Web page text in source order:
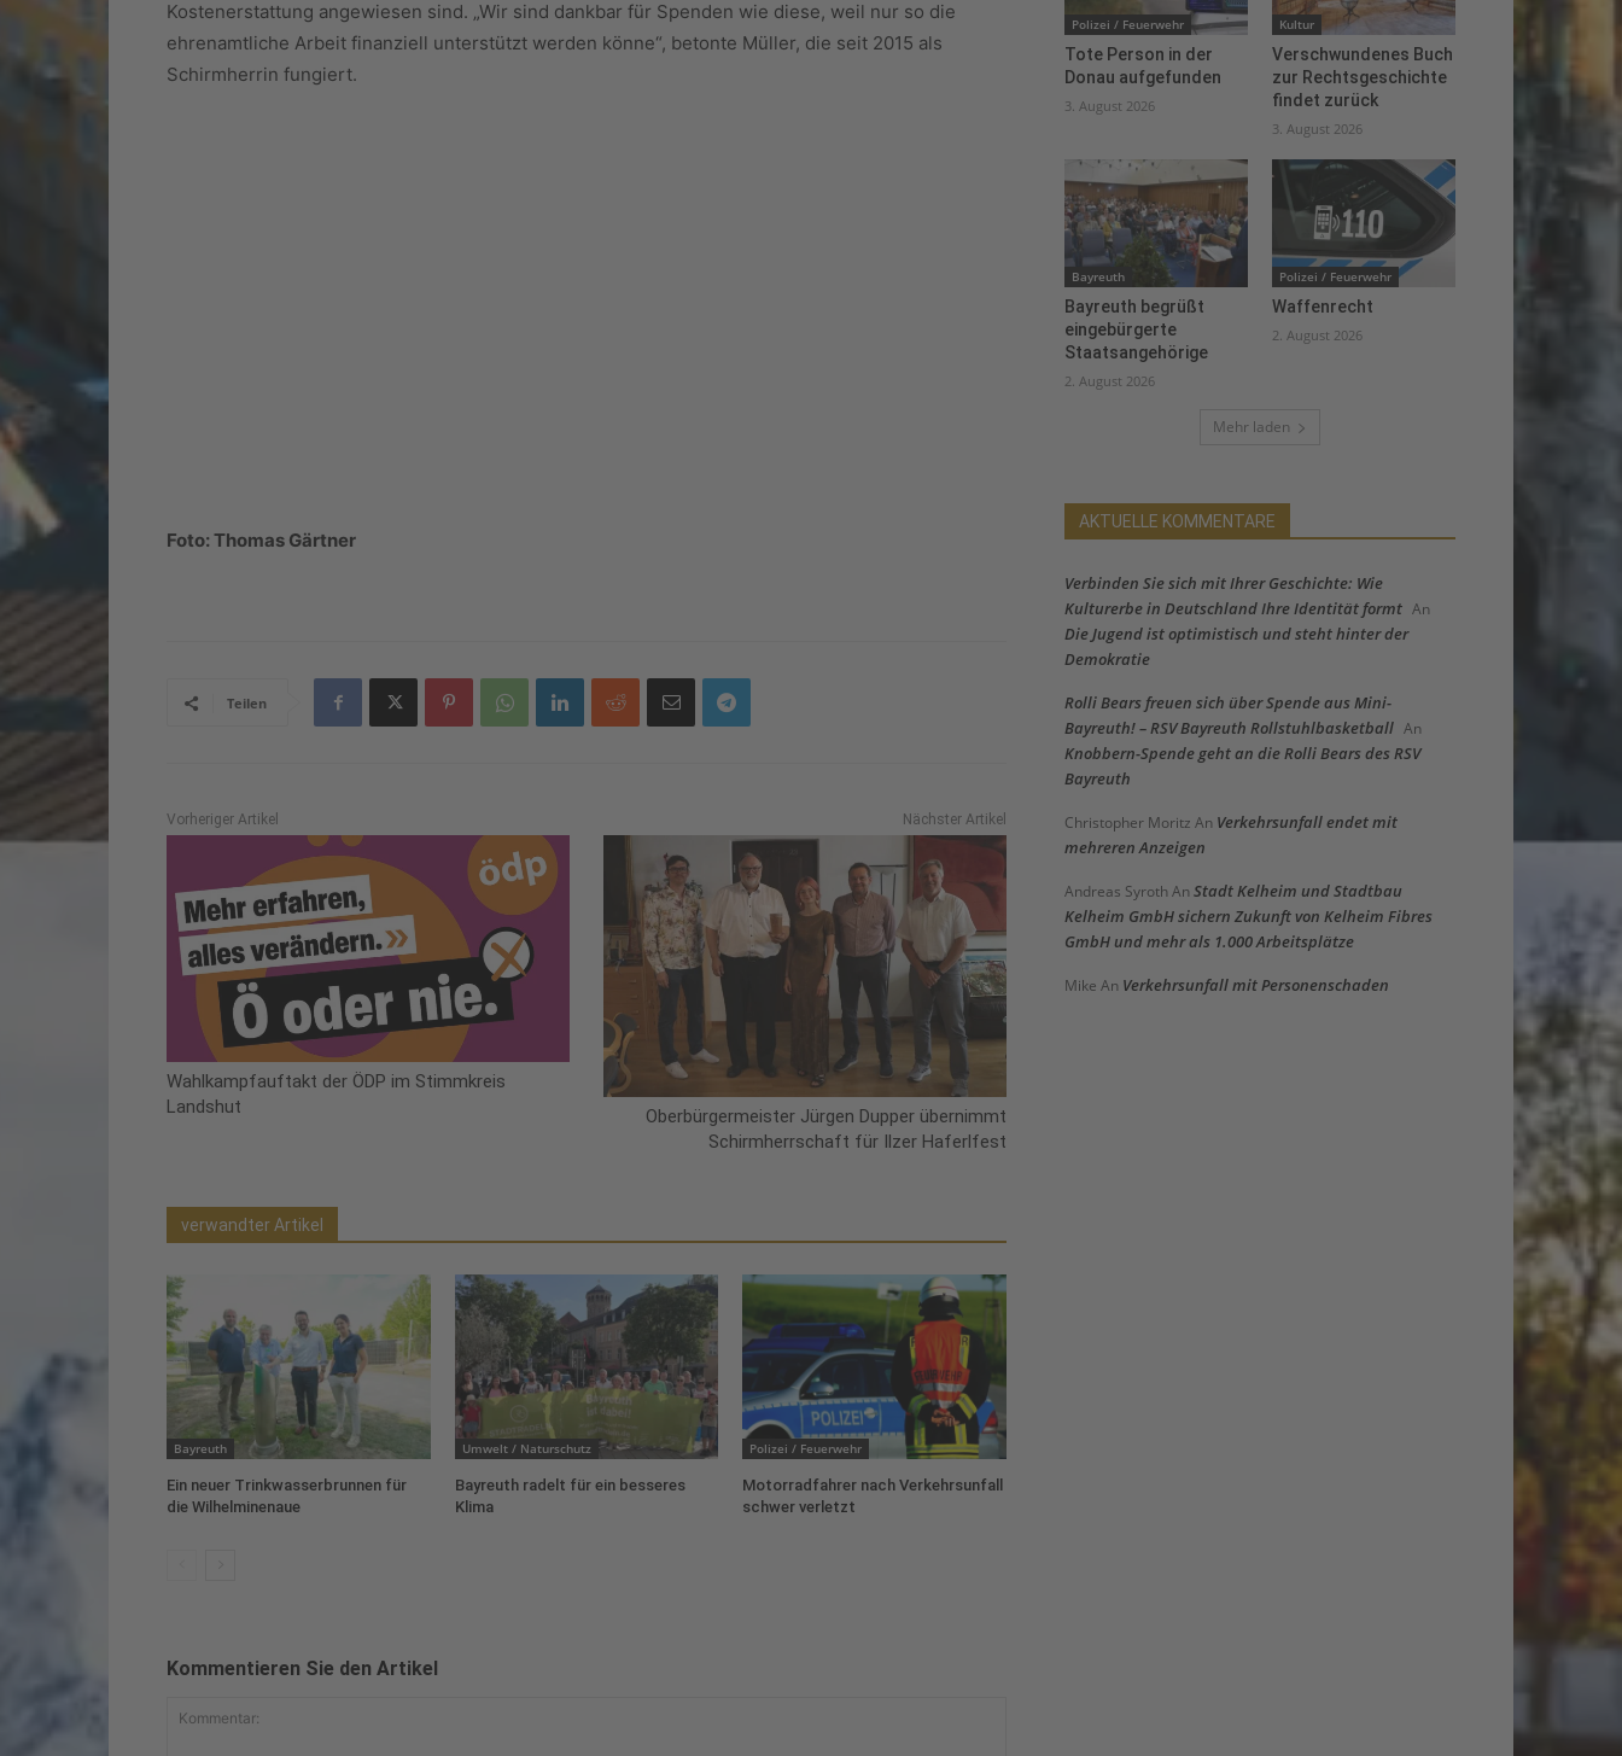
Kostenerstattung angewiesen sind. „Wir sind dankbar für Spenden wie diese, weil nur so die
ehrenamtliche Arbeit finanziell unterstützt werden könne“, betonte Müller, die seit 2015 als
Schirmherrin fungiert.
Foto: Thomas Gärtner
Teilen
Vorheriger Artikel
Wahlkampfauftakt der ÖDP im Stimmkreis
Landshut
Nächster Artikel
Oberbürgermeister Jürgen Dupper übernimmt
Schirmherrschaft für Ilzer Haferlfest
verwandter Artikel
Bayreuth
Ein neuer Trinkwasserbrunnen für
die Wilhelminenaue
Umwelt / Naturschutz
Bayreuth radelt für ein besseres
Klima
Polizei / Feuerwehr
Motorradfahrer nach Verkehrsunfall
schwer verletzt
Kommentieren Sie den Artikel
Polizei / Feuerwehr
Tote Person in der
Donau aufgefunden
3. August 2026
Kultur
Verschwundenes Buch
zur Rechtsgeschichte
findet zurück
3. August 2026
Bayreuth
Bayreuth begrüßt
eingebürgerte
Staatsangehörige
2. August 2026
Polizei / Feuerwehr
Waffenrecht
2. August 2026
Mehr laden
AKTUELLE KOMMENTARE
Verbinden Sie sich mit Ihrer Geschichte: Wie
Kulturerbe in Deutschland Ihre Identität formt An
Die Jugend ist optimistisch und steht hinter der
Demokratie
Rolli Bears freuen sich über Spende aus Mini-
Bayreuth! – RSV Bayreuth Rollstuhlbasketball An
Knobbern-Spende geht an die Rolli Bears des RSV
Bayreuth
Christopher Moritz An Verkehrsunfall endet mit
mehreren Anzeigen
Andreas Syroth An Stadt Kelheim und Stadtbau
Kelheim GmbH sichern Zukunft von Kelheim Fibres
GmbH und mehr als 1.000 Arbeitsplätze
Mike An Verkehrsunfall mit Personenschaden